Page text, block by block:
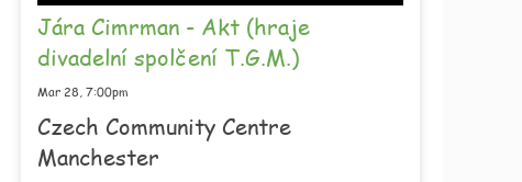
Jára Cimrman - Akt (hraje
divadelní spolčení T.G.M.)
Mar 28, 7:00pm
Czech Community Centre
Manchester